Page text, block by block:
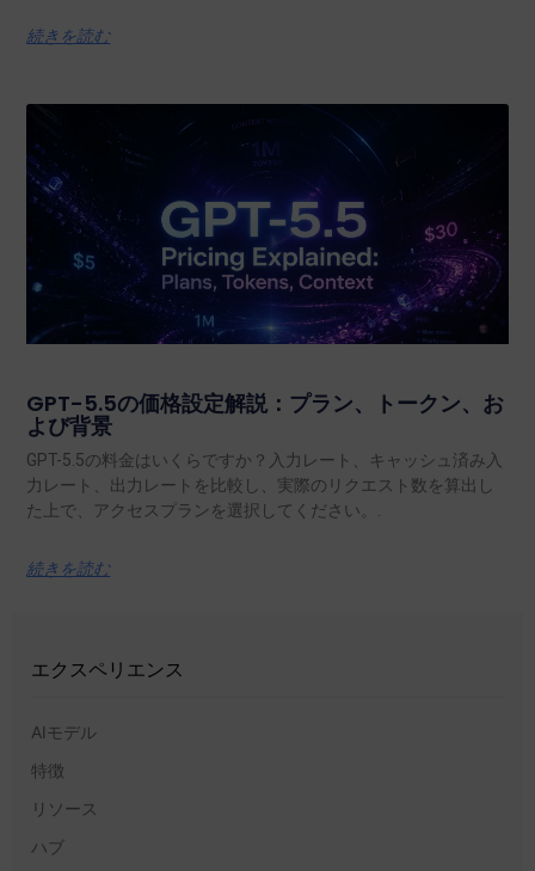
続きを読む
GPT-5.5の価格設定解説：プラン、トークン、お
よび背景
GPT-5.5の料金はいくらですか？入力レート、キャッシュ済み入
力レート、出力レートを比較し、実際のリクエスト数を算出し
た上で、アクセスプランを選択してください。.
続きを読む
エクスペリエンス
AIモデル
特徴
リソース
ハブ